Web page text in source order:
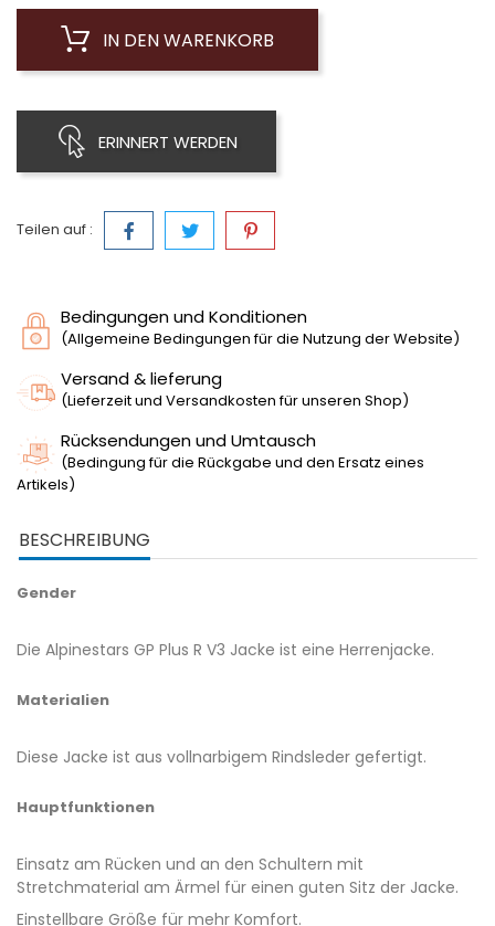
IN DEN WARENKORB
ERINNERT WERDEN
Teilen auf :
Bedingungen und Konditionen
(Allgemeine Bedingungen für die Nutzung der Website)
Versand & lieferung
(Lieferzeit und Versandkosten für unseren Shop)
Rücksendungen und Umtausch
(Bedingung für die Rückgabe und den Ersatz eines
Artikels)
BESCHREIBUNG
Gender
Die Alpinestars GP Plus R V3 Jacke ist eine Herrenjacke.
Materialien
Diese Jacke ist aus vollnarbigem Rindsleder gefertigt.
Hauptfunktionen
Einsatz am Rücken und an den Schultern mit
Stretchmaterial am Ärmel für einen guten Sitz der Jacke.
Einstellbare Größe für mehr Komfort.